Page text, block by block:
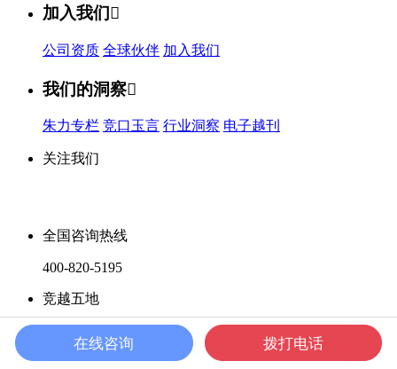
加入我们
公司资质 全球伙伴 加入我们
我们的洞察
朱力专栏 竞口玉言 行业洞察 电子越刊
关注我们
全国咨询热线
400-820-5195
竞越五地
深圳|成都
版权所有 © 2011 竞越顾问公司 粤ICP备05137830号
在线咨询 拨打电话